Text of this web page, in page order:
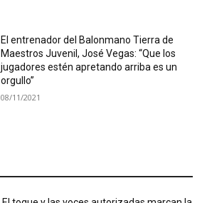
El entrenador del Balonmano Tierra de
Maestros Juvenil, José Vegas: “Que los
jugadores estén apretando arriba es un
orgullo”
08/11/2021